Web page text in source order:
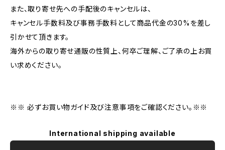
また、取り寄せ先への手配後のキャンセルは、
キャンセル手数料及び事務手数料として商品代金の30%を差し
引かせて頂きます。
海外からの取り寄せ通販の性質上、何卒ご理解、ご了承の上お買
い求めください。
※※ 必ずお買い物ガイド及び注意事項をご確認ください。※※
International shipping available